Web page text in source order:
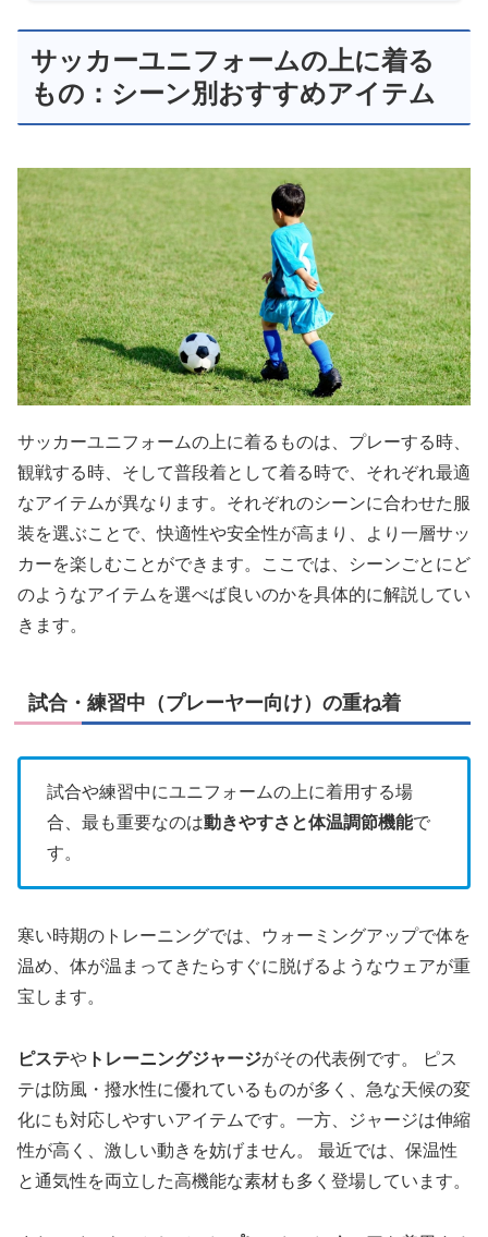
サッカーユニフォームの上に着る
もの：シーン別おすすめアイテム
サッカーユニフォームの上に着るものは、プレーする時、
観戦する時、そして普段着として着る時で、それぞれ最適
なアイテムが異なります。それぞれのシーンに合わせた服
装を選ぶことで、快適性や安全性が高まり、より一層サッ
カーを楽しむことができます。ここでは、シーンごとにど
のようなアイテムを選べば良いのかを具体的に解説してい
きます。
試合・練習中（プレーヤー向け）の重ね着
試合や練習中にユニフォームの上に着用する場
合、最も重要なのは動きやすさと体温調節機能で
す。
寒い時期のトレーニングでは、ウォーミングアップで体を
温め、体が温まってきたらすぐに脱げるようなウェアが重
宝します。
ピステや トレーニングジャージがその代表例です。 ピス
テは防風・撥水性に優れているものが多く、急な天候の変
化にも対応しやすいアイテムです。一方、ジャージは伸縮
性が高く、激しい動きを妨げません。 最近では、保温性
と通気性を両立した高機能な素材も多く登場しています。